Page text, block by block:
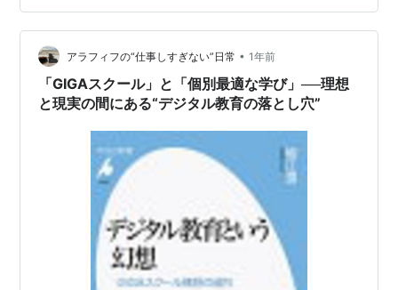
ある。」と文部科学省は説明しています。（2020文部科
学省公式資料） 主体的な学び 「主体的な学び」とは、見
通しを持って粘り強く学習に向わざ…
アラフィフの“仕事しすぎない”日常 • 1年前
「GIGAスクール」と「個別最適な学び」──理想
と現実の間にある“デジタル教育の落とし穴”